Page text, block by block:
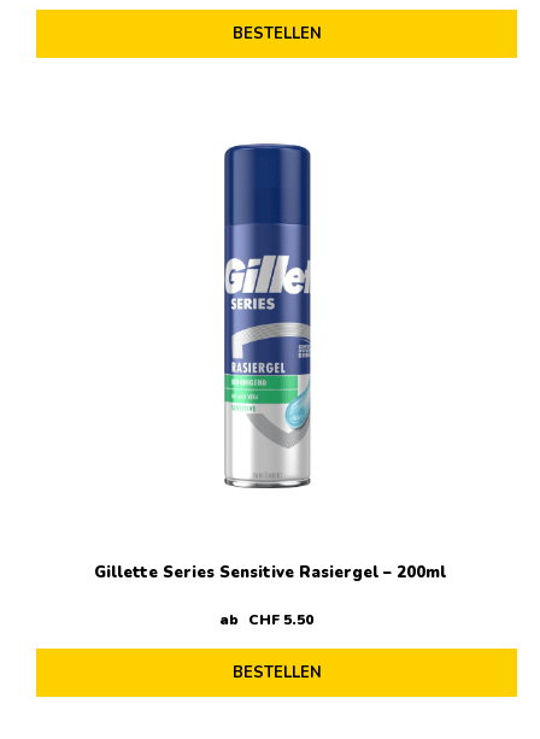
BESTELLEN
Gillette Series Sensitive Rasiergel – 200ml
ab CHF 5.50
BESTELLEN